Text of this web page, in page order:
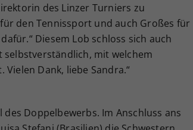
des Linzer Turniers zu
den Tennissport und auch Großes für
Diesem Lob schloss sich auch
selbstverständlich, mit welchem
Dank, liebe Sandra.“
Doppelbewerbs. Im Anschluss ans